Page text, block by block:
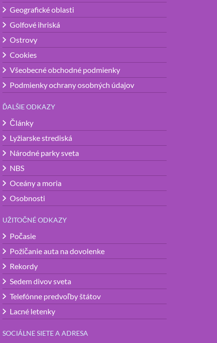
Geografické oblasti
Golfové ihriská
Ostrovy
Cookies
Všeobecné obchodné podmienky
Podmienky ochrany osobných údajov
ĎALŠIE ODKAZY
Články
Lyžiarske strediská
Národné parky sveta
NBS
Oceány a moria
Osobnosti
UŽITOČNÉ ODKAZY
Počasie
Požičanie auta na dovolenke
Rekordy
Sedem divov sveta
Telefónne predvoľby štátov
Lacné letenky
SOCIÁLNE SIETE A ADRESA